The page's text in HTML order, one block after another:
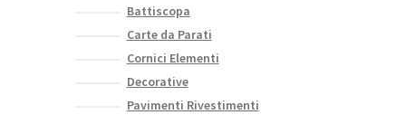
Battiscopa
Carte da Parati
Cornici Elementi
Decorative
Pavimenti Rivestimenti